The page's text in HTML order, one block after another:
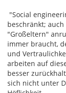
"Social
beschränkt;
"Großeltern"
immer braucht,
und
arbeiten auf
besser
sich nicht unter